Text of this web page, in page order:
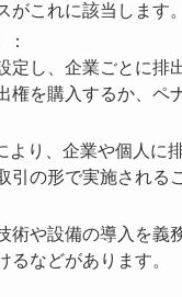
これに該当します。
：
し、企業ごとに
を購入するか、ペ
り、企業や個人
の形で実施される
や設備の導入を
などがあります。